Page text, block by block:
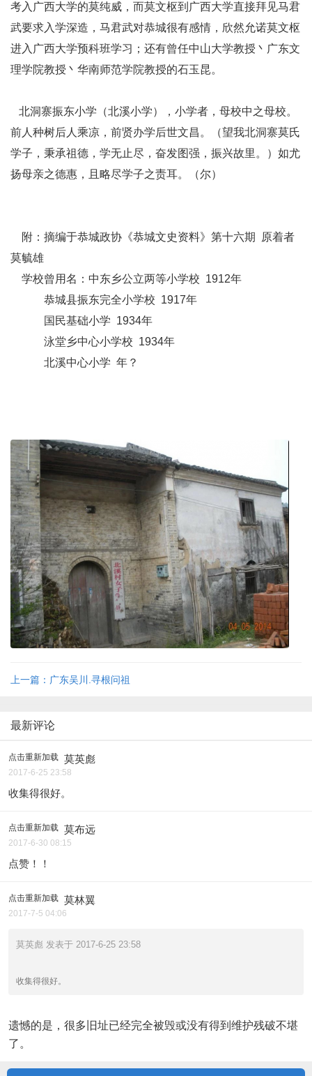
考入广西大学的莫纯威，而莫文枢到广西大学直接拜见马君
武要求入学深造，马君武对恭城很有感情，欣然允诺莫文枢
进入广西大学预科班学习；还有曾任中山大学教授丶广东文
理学院教授丶华南师范学院教授的石玉昆。
北洞寨振东小学（北溪小学），小学者，母校中之母校。
前人种树后人乘凉，前贤办学后世文昌。（望我北洞寨莫氏
学子，秉承祖德，学无止尽，奋发图强，振兴故里。）如尤
扬母亲之德惠，且略尽学子之责耳。（尔）
附：摘编于恭城政协《恭城文史资料》第十六期 原着者
莫毓雄
学校曾用名：中东乡公立两等小学校 1912年
恭城县振东完全小学校 1917年
国民基础小学 1934年
泳堂乡中心小学校 1934年
北溪中心小学 年？
上一篇：广东吴川.寻根问祖
最新评论
点击重新加载 莫英彪
2017-6-25 23:58
收集得很好。
点击重新加载 莫布远
2017-6-30 08:15
点赞！！
点击重新加载 莫林翼
2017-7-5 04:06
莫英彪 发表于 2017-6-25 23:58
收集得很好。
遗憾的是，很多旧址已经完全被毁或没有得到维护残破不堪
了。